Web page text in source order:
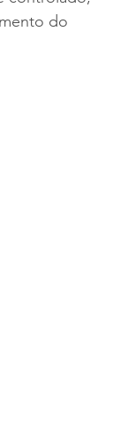
do